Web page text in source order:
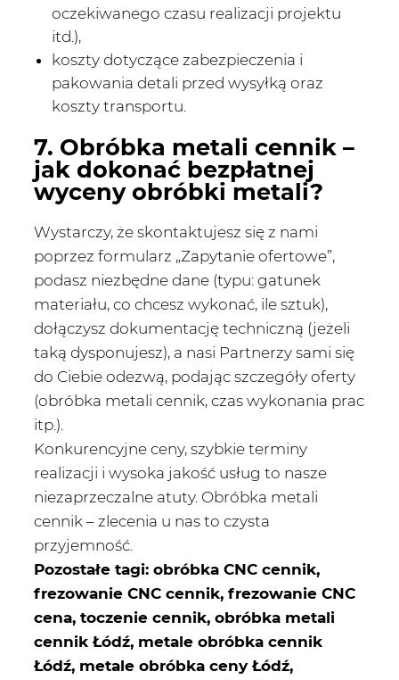
oczekiwanego czasu realizacji projektu
itd.),
koszty dotyczące zabezpieczenia i
pakowania detali przed wysyłką oraz
koszty transportu.
7. Obróbka metali cennik –
jak dokonać bezpłatnej
wyceny obróbki metali?
Wystarczy, że skontaktujesz się z nami
poprzez formularz „Zapytanie ofertowe”,
podasz niezbędne dane (typu: gatunek
materiału, co chcesz wykonać, ile sztuk),
dołączysz dokumentację techniczną (jeżeli
taką dysponujesz), a nasi Partnerzy sami się
do Ciebie odezwą, podając szczegóły oferty
(obróbka metali cennik, czas wykonania prac
itp.).
Konkurencyjne ceny, szybkie terminy
realizacji i wysoka jakość usług to nasze
niezaprzeczalne atuty. Obróbka metali
cennik – zlecenia u nas to czysta
przyjemność.
Pozostałe tagi: obróbka CNC cennik,
frezowanie CNC cennik, frezowanie CNC
cena, toczenie cennik, obróbka metali
cennik Łódź, metale obróbka cennik
Łódź, metale obróbka ceny Łódź,